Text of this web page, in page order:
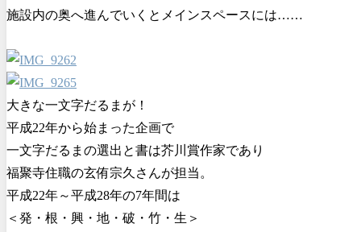
施設内の奥へ進んでいくとメインスペースには……
大きな一文字だるまが！
平成22年から始まった企画で
一文字だるまの選出と書は芥川賞作家であり
福聚寺住職の玄侑宗久さんが担当。
平成22年～平成28年の7年間は
＜発・根・興・地・破・竹・生＞